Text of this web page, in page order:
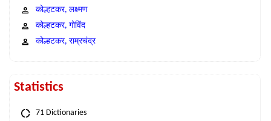
कोल्हटकर, लक्ष्मण
कोल्हटकर, गोविंद
कोल्हटकर, राम्रचंद्र
Statistics
71 Dictionaries